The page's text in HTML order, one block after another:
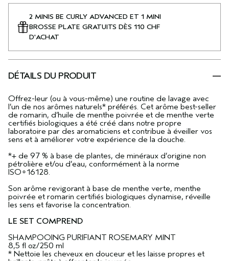
2 MINIS BE CURLY ADVANCED ET 1 MINI
BROSSE PLATE GRATUITS DÈS 110 CHF
D'ACHAT
DÉTAILS DU PRODUIT
Offrez-leur (ou à vous-même) une routine de lavage avec
l’un de nos arômes naturels* préférés. Cet arôme best-seller
de romarin, d’huile de menthe poivrée et de menthe verte
certifiés biologiques a été créé dans notre propre
laboratoire par des aromaticiens et contribue à éveiller vos
sens et à améliorer votre expérience de la douche.
*+ de 97 % à base de plantes, de minéraux d’origine non
pétrolière et/ou d’eau, conformément à la norme
ISO∘16128.
Son arôme revigorant à base de menthe verte, menthe
poivrée et romarin certifiés biologiques dynamise, réveille
les sens et favorise la concentration.
LE SET COMPREND
SHAMPOOING PURIFIANT ROSEMARY MINT
8,5 fl oz/250 ml
* Nettoie les cheveux en douceur et les laisse propres et